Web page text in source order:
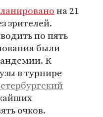
на 21
зрителей.
по пять
были
К
в турнире
очков.